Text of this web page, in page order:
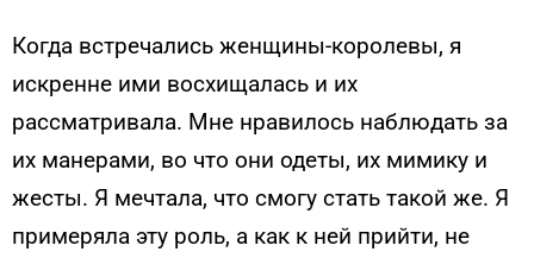
Когда встречались женщины-королевы, я
искренне ими восхищалась и их
рассматривала. Мне нравилось наблюдать за
их манерами, во что они одеты, их мимику и
жесты. Я мечтала, что смогу стать такой же. Я
примеряла эту роль, а как к ней прийти, не